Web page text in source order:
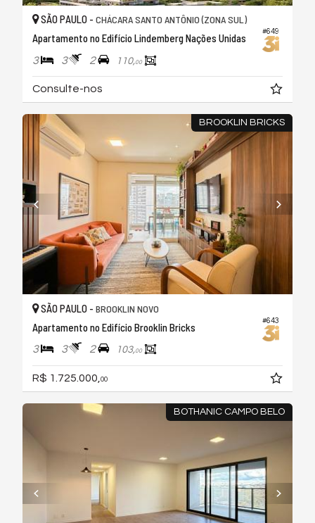
#649
SÃO PAULO - CHÁCARA SANTO ANTÔNIO (ZONA SUL)
Apartamento no Edifício Lindemberg Nações Unidas
3 3 2 110,00
Consulte-nos
BROOKLIN BRICKS
#643
SÃO PAULO - BROOKLIN NOVO
Apartamento no Edifício Brooklin Bricks
3 3 2 103,00
R$ 1.725.000, 00
BOTHANIC CAMPO BELO